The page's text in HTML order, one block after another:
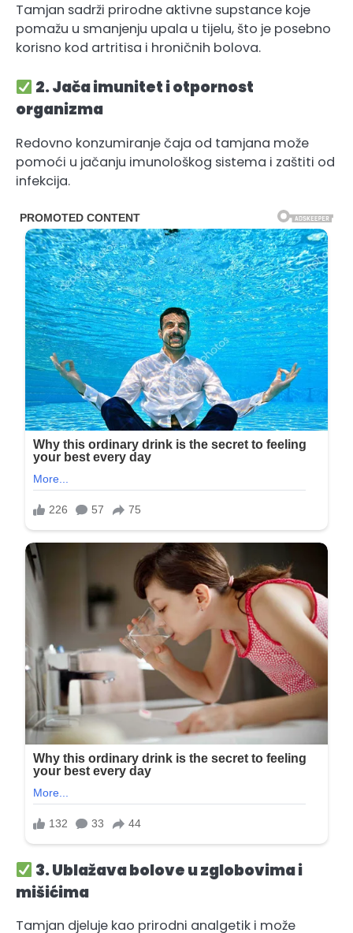
Tamjan sadrži prirodne aktivne supstance koje
pomažu u smanjenju upala u tijelu, što je posebno
korisno kod artritisa i hroničnih bolova.
2. Jača imunitet i otpornost
organizma
Redovno konzumiranje čaja od tamjana može
pomoći u jačanju imunološkog sistema i zaštiti od
infekcija.
3. Ublažava bolove u zglobovima i
mišićima
Tamjan djeluje kao prirodni analgetik i može